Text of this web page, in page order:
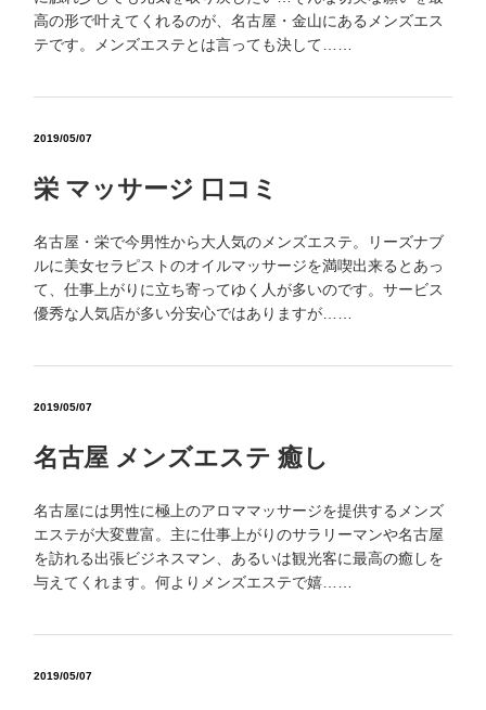
高の形で叶えてくれるのが、名古屋・金山にあるメンズエス
テです。メンズエステとは言っても決して……
2019/05/07
栄 マッサージ 口コミ
名古屋・栄で今男性から大人気のメンズエステ。リーズナブ
ルに美女セラピストのオイルマッサージを満喫出来るとあっ
て、仕事上がりに立ち寄ってゆく人が多いのです。サービス
優秀な人気店が多い分安心ではありますが……
2019/05/07
名古屋 メンズエステ 癒し
名古屋には男性に極上のアロママッサージを提供するメンズ
エステが大変豊富。主に仕事上がりのサラリーマンや名古屋
を訪れる出張ビジネスマン、あるいは観光客に最高の癒しを
与えてくれます。何よりメンズエステで嬉……
2019/05/07